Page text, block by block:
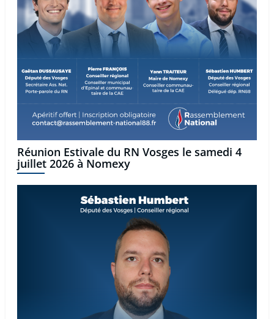
Réunion Estivale du RN Vosges le samedi 4
juillet 2026 à Nomexy